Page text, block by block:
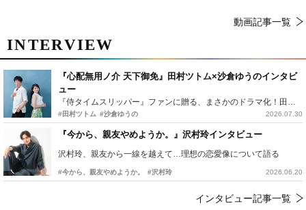
動画記事一覧
INTERVIEW
『心配無用ノ介 天下御免』田村ツトム×沙倉ゆうのインタビ
ュー
『侍タイムスリッパー』ファンに贈る、まさかのドラマ化！田村ツトム×沙倉ゆうのが語る『心配無用ノ介』撮影秘話
#田村ツトム #沙倉ゆうの 2026.07.30
『今から、親友やめようか。』沢村玲インタビュー
沢村玲、親友から一線を越えて…理想の恋愛像について語る
#今から、親友やめようか。 #沢村玲 2026.06.20
インタビュー記事一覧